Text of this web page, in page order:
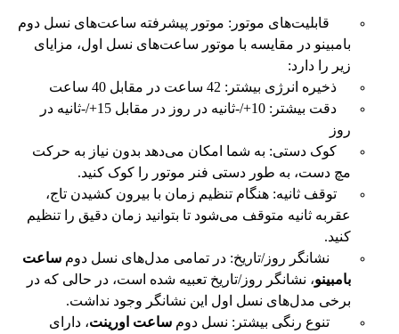
قابلیت‌های موتور: موتور پیشرفته ساعت‌های نسل دوم
بامبینو در مقایسه با موتور ساعت‌های نسل اول، مزایای
زیر را دارد:
ذخیره انرژی بیشتر: 42 ساعت در مقابل 40 ساعت
دقت بیشتر: 10+/-ثانیه در روز در مقابل 15+/-ثانیه در
روز
کوک دستی: به شما امکان می‌دهد بدون نیاز به حرکت
مچ دست، به طور دستی فنر موتور را کوک کنید.
توقف ثانیه: هنگام تنظیم زمان با بیرون کشیدن تاج،
عقربه ثانیه متوقف می‌شود تا بتوانید زمان دقیق را تنظیم
کنید.
نشانگر روز/تاریخ: در تمامی مدل‌های نسل دوم ساعت
بامبینو، نشانگر روز/تاریخ تعبیه شده است، در حالی که در
برخی مدل‌های نسل اول این نشانگر وجود نداشت.
تنوع رنگی بیشتر: نسل دوم ساعت اورینت، دارای